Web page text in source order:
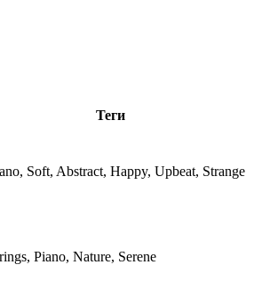
Теги
Soft, Abstract, Happy, Upbeat, Strange
Piano, Nature, Serene